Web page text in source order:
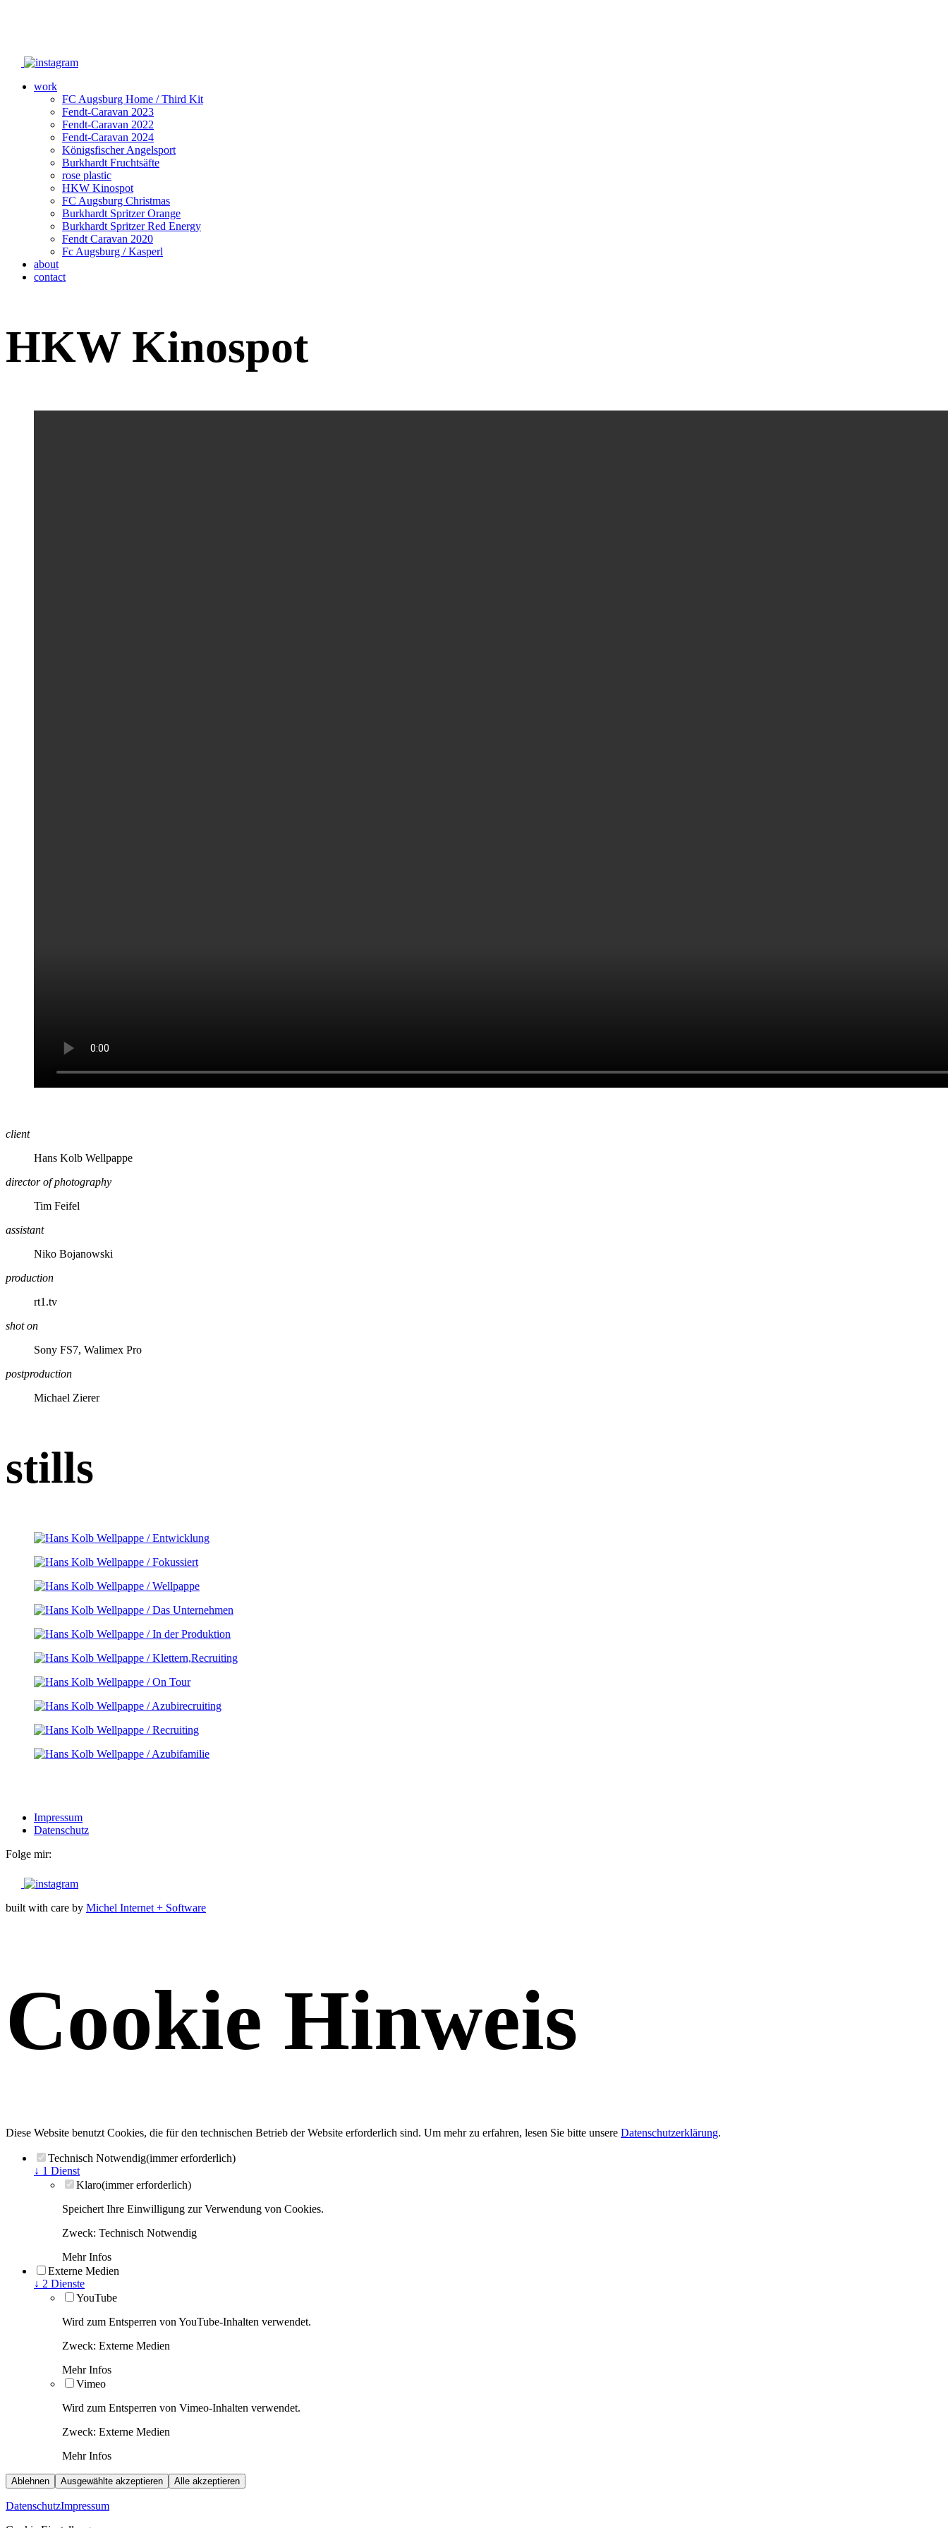
work
FC Augsburg Home / Third Kit
Fendt-Caravan 2023
Fendt-Caravan 2022
Fendt-Caravan 2024
Königsfischer Angelsport
Burkhardt Fruchtsäfte
rose plastic
HKW Kinospot
FC Augsburg Christmas
Burkhardt Spritzer Orange
Burkhardt Spritzer Red Energy
Fendt Caravan 2020
Fc Augsburg / Kasperl
about
contact
HKW Kinospot
client
Hans Kolb Wellpappe
director of photography
Tim Feifel
assistant
Niko Bojanowski
production
rt1.tv
shot on
Sony FS7, Walimex Pro
postproduction
Michael Zierer
stills
Impressum
Datenschutz
Folge mir:
built with care by Michel Internet + Software
Cookie Hinweis
Diese Website benutzt Cookies, die für den technischen Betrieb der Website erforderlich sind. Um mehr zu erfahren, lesen Sie bitte unsere Datenschutzerklärung.
Technisch Notwendig(immer erforderlich)
↓ 1 Dienst
Klaro(immer erforderlich)
Speichert Ihre Einwilligung zur Verwendung von Cookies.
Zweck: Technisch Notwendig
Mehr Infos
Externe Medien
↓ 2 Dienste
YouTube
Wird zum Entsperren von YouTube-Inhalten verwendet.
Zweck: Externe Medien
Mehr Infos
Vimeo
Wird zum Entsperren von Vimeo-Inhalten verwendet.
Zweck: Externe Medien
Mehr Infos
Ablehnen Ausgewählte akzeptieren Alle akzeptieren
DatenschutzImpressum